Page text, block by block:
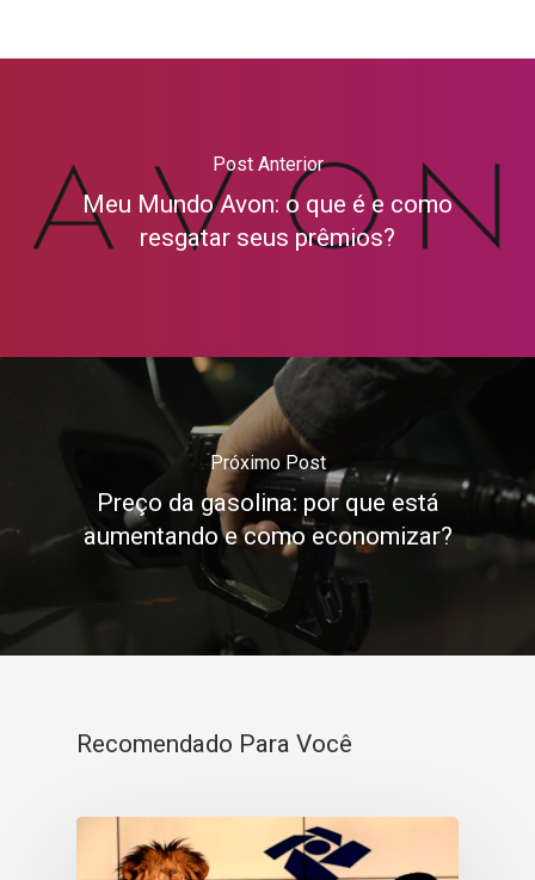
Post Anterior
Meu Mundo Avon: o que é e como
resgatar seus prêmios?
Próximo Post
Preço da gasolina: por que está
aumentando e como economizar?
Recomendado Para Você